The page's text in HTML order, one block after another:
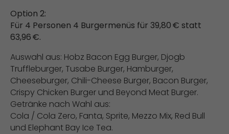
Option 2:
Für 4 Personen 4 Burgermenüs für 39,80 € statt
63,96 €.
Auswahl aus: Hobz Bacon Egg Burger, Djogb
Truffleburger, Tusabe Burger, Hamburger,
Cheeseburger, Chili-Cheese Burger, Bacon Burger,
Crispy Chicken Burger und Beyond Meat Burger.
Getränke nach Wahl aus:
Cola / Cola Zero, Fanta, Sprite, Mezzo Mix, Red Bull
und Elephant Bay Ice Tea.